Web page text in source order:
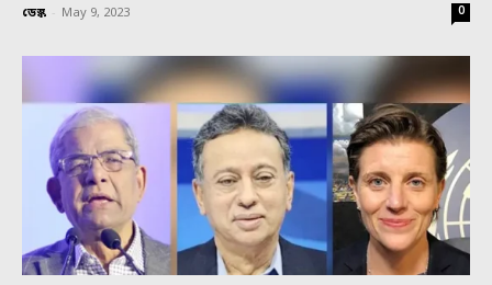
ডেস্ক - May 9, 2023 0